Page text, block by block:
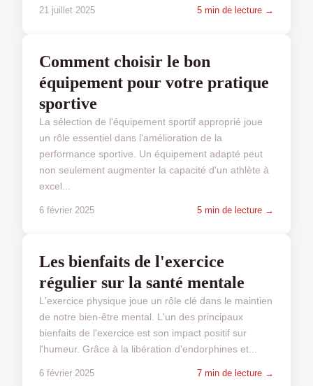
21 juillet 2025 5 min de lecture →
Comment choisir le bon
équipement pour votre pratique
sportive
La sélection de l'équipement sportif approprié joue
un rôle essentiel dans l'amélioration de la
performance sportive. Un équipement adapté peut
non seulement augmenter la capacité d'un athlète à
excel...
6 février 2025 5 min de lecture →
Les bienfaits de l'exercice
régulier sur la santé mentale
L'exercice physique joue un rôle clé dans le maintien
de notre bien-être mental. L'un des principaux
bienfaits de l'exercice est son impact positif sur
l'humeur. Grâce à la libération d'endorphines et...
6 février 2025 7 min de lecture →